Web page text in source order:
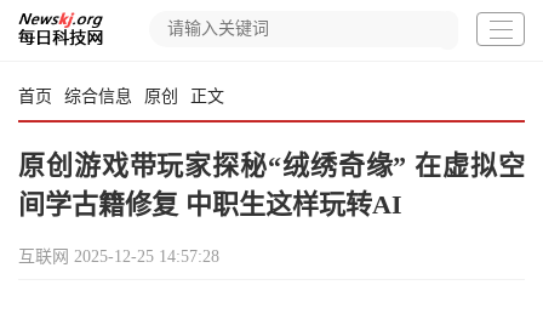
首页 综合信息 原创 正文
原创游戏带玩家探秘“绒绣奇缘” 在虚拟空
间学古籍修复 中职生这样玩转AI
互联网 2025-12-25 14:57:28